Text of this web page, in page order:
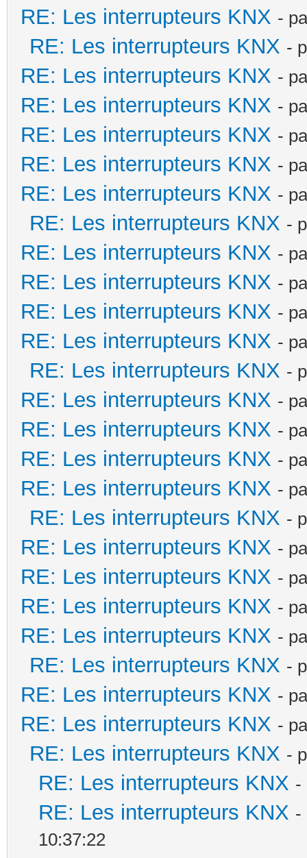
RE: Les interrupteurs KNX -
RE: Les interrupteurs KNX -
RE: Les interrupteurs KNX -
RE: Les interrupteurs KNX -
RE: Les interrupteurs KNX -
RE: Les interrupteurs KNX -
RE: Les interrupteurs KNX -
RE: Les interrupteurs KNX -
RE: Les interrupteurs KNX -
RE: Les interrupteurs KNX -
RE: Les interrupteurs KNX -
RE: Les interrupteurs KNX -
RE: Les interrupteurs KNX -
RE: Les interrupteurs KNX -
RE: Les interrupteurs KNX -
RE: Les interrupteurs KNX -
RE: Les interrupteurs KNX -
RE: Les interrupteurs KNX -
RE: Les interrupteurs KNX -
RE: Les interrupteurs KNX -
RE: Les interrupteurs KNX -
RE: Les interrupteurs KNX -
RE: Les interrupteurs KNX -
RE: Les interrupteurs KNX -
RE: Les interrupteurs KNX -
RE: Les interrupteurs KNX -
RE: Les interrupteurs KNX -
RE: Les interrupteurs KNX -
10:37:22